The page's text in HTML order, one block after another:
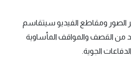
ومقاطع الفيديو سيتقاسم
من القصف والمواقف المأساوية
الجوية.